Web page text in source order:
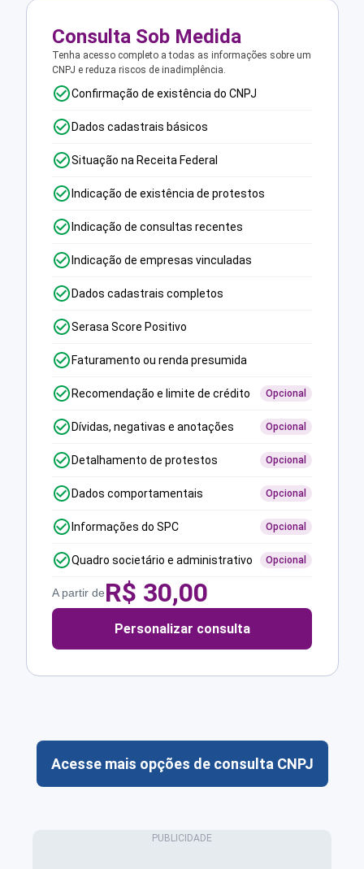
Consulta Sob Medida
Tenha acesso completo a todas as informações sobre um
CNPJ e reduza riscos de inadimplência.
Confirmação de existência do CNPJ
Dados cadastrais básicos
Situação na Receita Federal
Indicação de existência de protestos
Indicação de consultas recentes
Indicação de empresas vinculadas
Dados cadastrais completos
Serasa Score Positivo
Faturamento ou renda presumida
Recomendação e limite de crédito Opcional
Dívidas, negativas e anotações Opcional
Detalhamento de protestos Opcional
Dados comportamentais Opcional
Informações do SPC Opcional
Quadro societário e administrativo Opcional
A partir deR$ 30,00
Personalizar consulta
Acesse mais opções de consulta CNPJ